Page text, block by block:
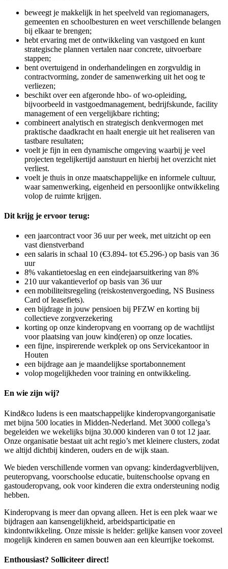
beweegt je makkelijk in het speelveld van regiomanagers,
gemeenten en schoolbesturen en weet verschillende belangen
bij elkaar te brengen;
hebt ervaring met de ontwikkeling van vastgoed en kunt
strategische plannen vertalen naar concrete, uitvoerbare
stappen;
bent overtuigend in onderhandelingen en zorgvuldig in
contractvorming, zonder de samenwerking uit het oog te
verliezen;
beschikt over een afgeronde hbo- of wo-opleiding,
bijvoorbeeld in vastgoedmanagement, bedrijfskunde, facility
management of een vergelijkbare richting;
combineert analytisch en strategisch denkvermogen met
praktische daadkracht en haalt energie uit het realiseren van
tastbare resultaten;
voelt je fijn in een dynamische omgeving waarbij je veel
projecten tegelijkertijd aanstuurt en hierbij het overzicht niet
verliest.
voelt je thuis in onze maatschappelijke en informele cultuur,
waar samenwerking, eigenheid en persoonlijke ontwikkeling
volop de ruimte krijgen.
Dit krijg je ervoor terug:
een jaarcontract voor 36 uur per week, met uitzicht op een
vast dienstverband
een salaris in schaal 10 (€3.894- tot €5.296-) op basis van 36
uur
8% vakantietoeslag en een eindejaarsuitkering van 8%
210 uur vakantieverlof op basis van 36 uur
een mobiliteitsregeling (reiskostenvergoeding, NS Business
Card of leasefiets).
een bijdrage in jouw pensioen bij PFZW en korting bij
collectieve zorgverzekering
korting op onze kinderopvang en voorrang op de wachtlijst
voor plaatsing van jouw kind(eren) op onze locaties.
een fijne, inspirerende werkplek op ons Servicekantoor in
Houten
een bijdrage aan je maandelijkse sportabonnement
volop mogelijkheden voor training en ontwikkeling.
En wie zijn wij?
Kind&co ludens is een maatschappelijke kinderopvangorganisatie
met bijna 500 locaties in Midden-Nederland. Met 3000 collega’s
begeleiden we wekelijks bijna 30.000 kinderen van 0 tot 12 jaar.
Onze organisatie bestaat uit acht regio’s met kleinere clusters, zodat
we altijd dichtbij kinderen, ouders en de wijk staan.
We bieden verschillende vormen van opvang: kinderdagverblijven,
peuteropvang, voorschoolse educatie, buitenschoolse opvang en
gastouderopvang, ook voor kinderen die extra ondersteuning nodig
hebben.
Kinderopvang is meer dan opvang alleen. Het is een plek waar we
bijdragen aan kansengelijkheid, arbeidsparticipatie en
kindontwikkeling. Onze missie is helder: gelijke kansen voor zoveel
mogelijk kinderen en samen bouwen aan een kleurrijke toekomst.
Enthousiast? Solliciteer direct!